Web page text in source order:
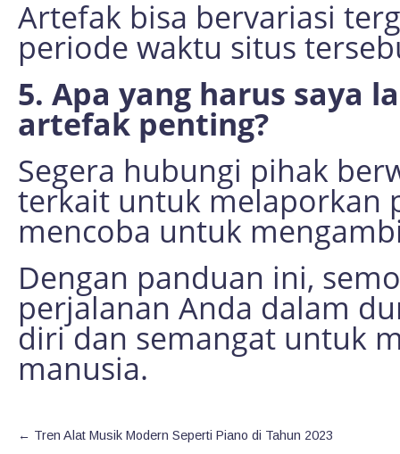
Artefak bisa bervariasi
periode waktu situs
5. Apa yang harus saya
artefak penting?
Segera hubungi pihak
terkait untuk melaporkan
mencoba untuk
Dengan panduan ini,
perjalanan Anda dalam
diri dan semangat untuk
manusia.
← Tren Alat Musik Modern Seperti Piano di Tahun 2023